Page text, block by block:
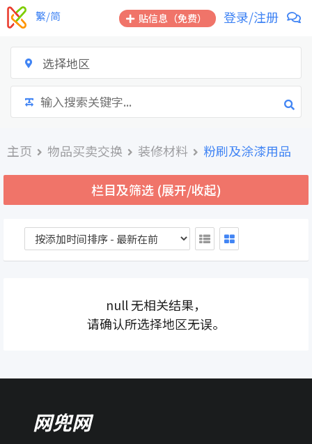
跳
到
贴信息（免费） 登录/注册
繁/简
选择地区
主页 物品买卖交换 装修材料 粉刷及涂漆用品
栏目及筛选 (展开/收起)
null 无相关结果，
请确认所选择地区无误。
网兜网